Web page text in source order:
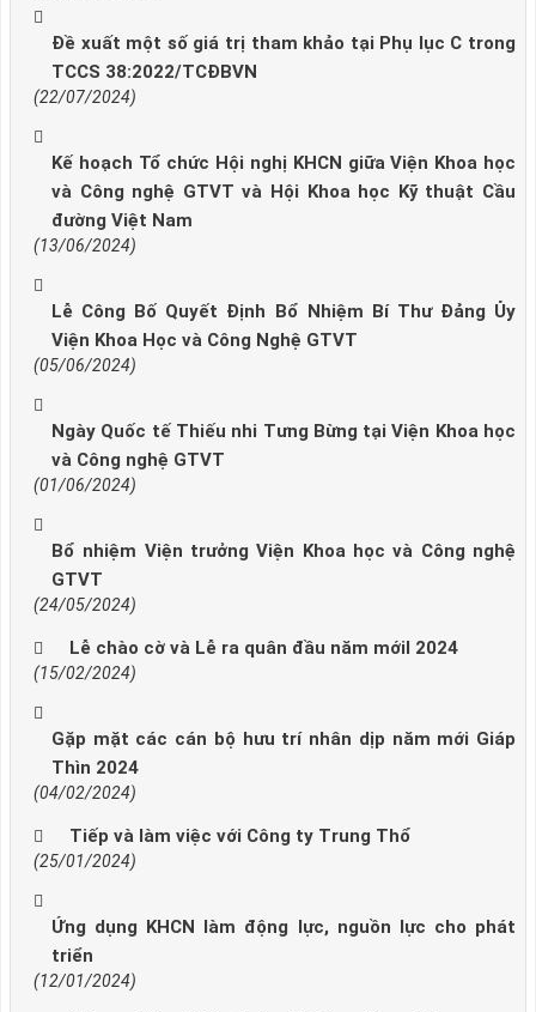
Đề xuất một số giá trị tham khảo tại Phụ lục C trong
TCCS 38:2022/TCĐBVN
(22/07/2024)
Kế hoạch Tổ chức Hội nghị KHCN giữa Viện Khoa học
và Công nghệ GTVT và Hội Khoa học Kỹ thuật Cầu
đường Việt Nam
(13/06/2024)
Lễ Công Bố Quyết Định Bổ Nhiệm Bí Thư Đảng Ủy
Viện Khoa Học và Công Nghệ GTVT
(05/06/2024)
Ngày Quốc tế Thiếu nhi Tưng Bừng tại Viện Khoa học
và Công nghệ GTVT
(01/06/2024)
Bổ nhiệm Viện trưởng Viện Khoa học và Công nghệ
GTVT
(24/05/2024)
Lễ chào cờ và Lễ ra quân đầu năm mớiI 2024
(15/02/2024)
Gặp mặt các cán bộ hưu trí nhân dịp năm mới Giáp
Thìn 2024
(04/02/2024)
Tiếp và làm việc với Công ty Trung Thổ
(25/01/2024)
Ứng dụng KHCN làm động lực, nguồn lực cho phát
triển
(12/01/2024)